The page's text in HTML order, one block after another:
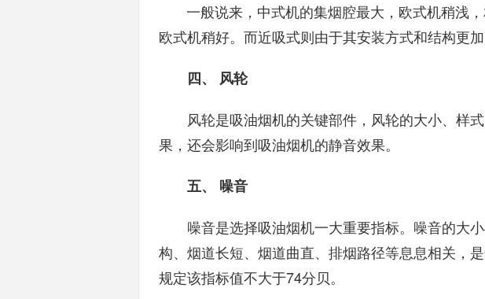
一般说来，中式机的集烟腔最大，欧式机稍浅，
欧式机稍好。而近吸式则由于其安装方式和结构更
四、 风轮
风轮是吸油烟机的关键部件，风轮的大小、样
果，还会影响到吸油烟机的静音效果。
五、 噪音
噪音是选择吸油烟机一大重要指标。噪音的大
构、烟道长短、烟道曲直、排烟路径等息息相关，
规定该指标值不大于74分贝。